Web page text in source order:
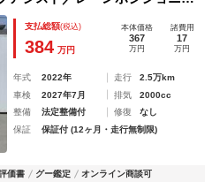
ールゲート／アップルカープ
１８インチＡＷ
支払総額(税込)
384 万円
本体価格
367
万円
諸費用
17
万円
年式 2022年 走行
2.5万km
車検
2027年7月 排気
2000cc
整備
法定整備付 修復
なし
保証
保証付 (12ヶ月・走行無制限)
価書 グー鑑定 オンライン商談可